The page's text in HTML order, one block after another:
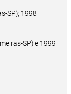
SP); 1998
SP) e 1999